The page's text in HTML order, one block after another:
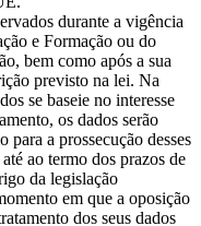
durante a vigência
e Formação ou do
bem como após a sua
previsto na lei. Na
se baseie no interesse
os dados serão
para a prossecução desses
ao termo dos prazos de
da legislação
em que a oposição
dos seus dados